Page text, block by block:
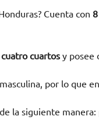
Cuenta con
cuartosy posee
por lo que
la siguiente manera: